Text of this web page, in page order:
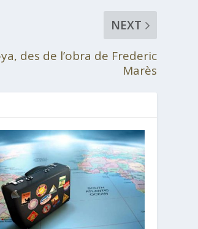
NEXT
des de l’obra de Frederic
Marès